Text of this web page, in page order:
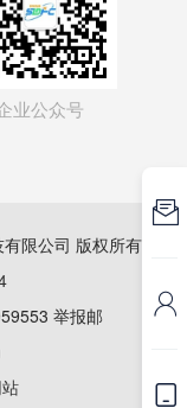
业公众号
限公司 版权所有
举报邮


